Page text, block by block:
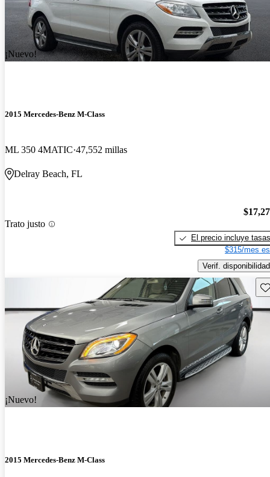
¡Nuevo!
2015 Mercedes-Benz M-Class
ML 350 4MATIC 47,552 millas
Delray Beach, FL
Trato justo
El precio incluye tasas
$315/mes
Verif. disponibilidad
¡Nuevo!
2015 Mercedes-Benz M-Class